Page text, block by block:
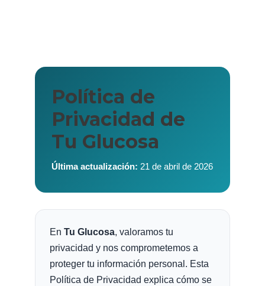
Política de
Privacidad de
Tu Glucosa
Última actualización: 21 de abril de 2026
En Tu Glucosa, valoramos tu
privacidad y nos comprometemos a
proteger tu información personal. Esta
Política de Privacidad explica cómo se